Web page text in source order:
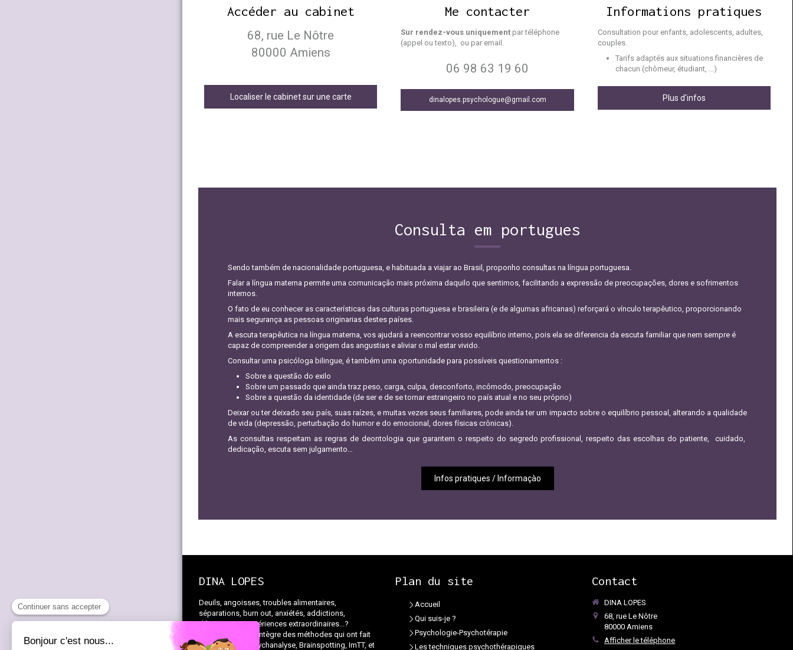
Accéder au cabinet
68, rue Le Nôtre
80000 Amiens
Localiser le cabinet sur une carte
Me contacter
Sur rendez-vous uniquement par téléphone
(appel ou texto), ou par email.
06 98 63 19 60
dinalopes.psychologue@gmail.com
Informations pratiques
Consultation pour enfants, adolescents, adultes,
couples.
Tarifs adaptés aux situations financières de
chacun (chômeur, étudiant, ...)
Plus d'infos
Consulta em portugues
Sendo também de nacionalidade portuguesa, e habituada a viajar ao Brasil, proponho consultas na língua portuguesa.
Falar a língua materna permite uma comunicação mais próxima daquilo que sentimos, facilitando a expressão de preocupações, dores e sofrimentos
internos.
O fato de eu conhecer as características das culturas portuguesa e brasileira (e de algumas africanas) reforçará o vínculo terapêutico, proporcionando
mais segurança as pessoas originarias destes países.
A escuta terapêutica na língua materna, vos ajudará a reencontrar vosso equilíbrio interno, pois ela se diferencia da escuta familiar que nem sempre é
capaz de compreender a origem das angustias e aliviar o mal estar vivido.
Consultar uma psicóloga bilingue, é também uma oportunidade para possíveis questionamentos :
Sobre a questão do exilo
Sobre um passado que ainda traz peso, carga, culpa, desconforto, incômodo, preocupação
Sobre a questão da identidade (de ser e de se tornar estrangeiro no país atual e no seu próprio)
Deixar ou ter deixado seu país, suas raízes, e muitas vezes seus familiares, pode ainda ter um impacto sobre o equilíbrio pessoal, alterando a qualidade
de vida (depressão, perturbação do humor e do emocional, dores físicas crônicas).
As consultas respeitam as regras de deontologia que garantem o respeito do segredo profissional, respeito das escolhas do patiente, cuidado,
dedicação, escuta sem julgamento…
Infos pratiques / Informaçào
DINA LOPES
Deuils, angoisses, troubles alimentaires,
séparations, burn out, anxiétés, addictions,
dépressions, expériences extraordinaires...?
intègre des méthodes qui ont fait
leurs preuves : Psychanalyse, Brainspotting, ImTT, et
Plan du site
Accueil
Qui suis-je ?
Psychologie-Psychotérapie
Les techniques psychothérapiques
Contact
DINA LOPES
68, rue Le Nôtre
80000 Amiens
Afficher le téléphone